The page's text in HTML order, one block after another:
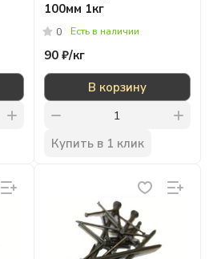
100мм 1кг
0 Есть в наличии
90 ₽/кг
В корзину
Купить в 1 клик